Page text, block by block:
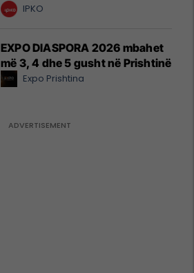
IPKO
EXPO DIASPORA 2026 mbahet
më 3, 4 dhe 5 gusht në Prishtinë
Expo Prishtina